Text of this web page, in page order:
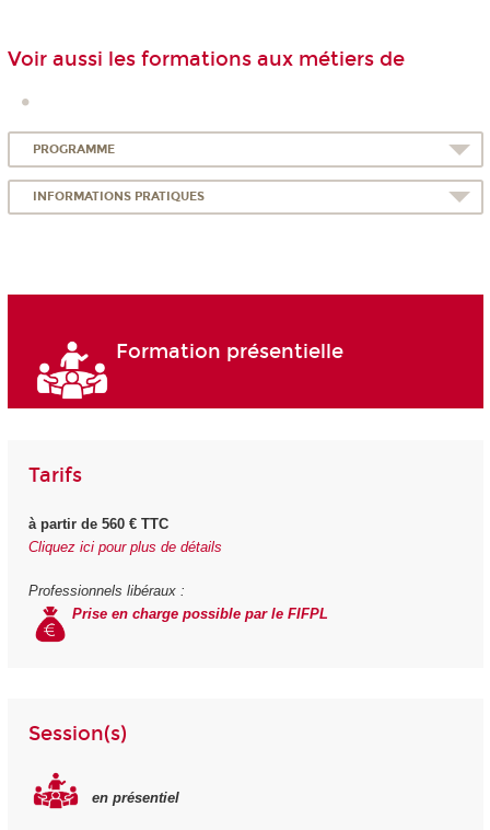
Voir aussi les formations aux métiers de
PROGRAMME
INFORMATIONS PRATIQUES
Formation présentielle
Tarifs
à partir de 560 € TTC
Cliquez ici pour plus de détails
Professionnels libéraux :
Prise en charge possible par le FIFPL
Session(s)
en présentiel